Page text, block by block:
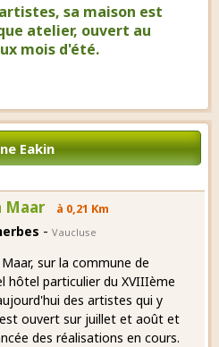
sa maison est
atelier, ouvert au
mois d'été.
Eakin
Maar à 0,21 Km
- Vaucluse
sur la commune de
hôtel particulier du XVIIIème
des artistes qui y
ouvert sur juillet et août et
des réalisations en cours.